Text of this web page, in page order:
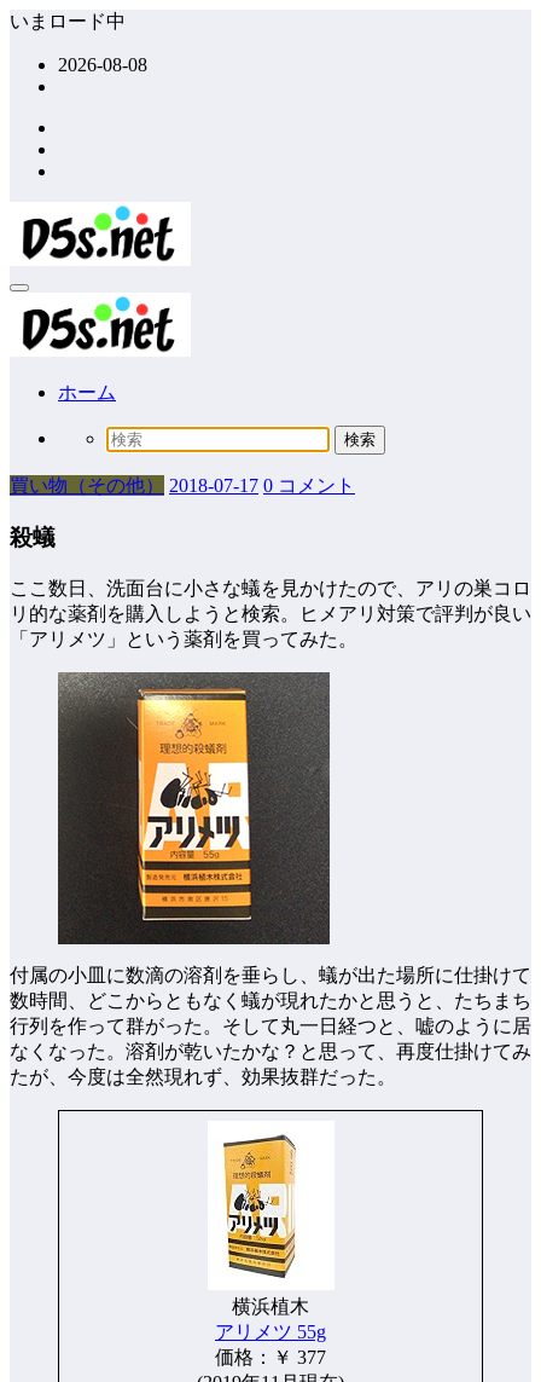
コ
ッ
プ
いまロード中
2026-08-08
ホーム
買い物（その他） 2018-07-17 0 コメント
殺蟻
ここ数日、洗面台に小さな蟻を見かけたので、アリの巣コロ
リ的な薬剤を購入しようと検索。ヒメアリ対策で評判が良い
「アリメツ」という薬剤を買ってみた。
付属の小皿に数滴の溶剤を垂らし、蟻が出た場所に仕掛けて
数時間、どこからともなく蟻が現れたかと思うと、たちまち
行列を作って群がった。そして丸一日経つと、嘘のように居
なくなった。溶剤が乾いたかな？と思って、再度仕掛けてみ
たが、今度は全然現れず、効果抜群だった。
横浜植木
アリメツ 55g
価格：￥ 377